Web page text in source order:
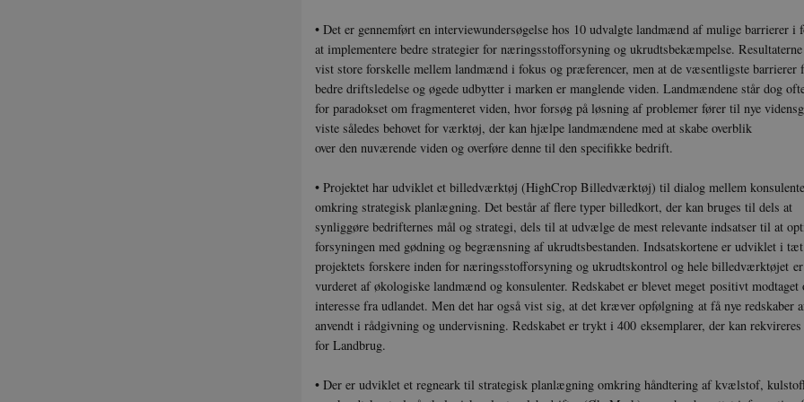
• Det er gennemført en interviewundersøgelse hos 10 udvalgte landmænd af mulige barrierer i
at implementere bedre strategier for næringsstofforsyning og ukrudtsbekæmpelse.
vist store forskelle mellem landmænd i fokus og præferencer, men at de væsentligste barrierer
bedre driftsledelse og øgede udbytter i marken er manglende viden. Landmændene står dog
for paradokset om fragmenteret viden, hvor forsøg på løsning af problemer fører til nye
viste således behovet for værktøj, der kan hjælpe landmændene med at skabe overblik
over den nuværende viden og overføre denne til den specifikke bedrift.
• Projektet har udviklet et billedværktøj (HighCrop Billedværktøj) til dialog mellem
omkring strategisk planlægning. Det består af flere typer billedkort, der kan bruges til dels at
synliggøre bedrifternes mål og strategi, dels til at udvælge de mest relevante indsatser til at
forsyningen med gødning og begrænsning af ukrudtsbestanden. Indsatskortene er udviklet i
projektets forskere inden for næringsstofforsyning og ukrudtskontrol og hele billedværktøjet
vurderet af økologiske landmænd og konsulenter. Redskabet er blevet meget positivt modtaget
interesse fra udlandet. Men det har også vist sig, at det kræver opfølgning at få nye redskaber
anvendt i rådgivning og undervisning. Redskabet er trykt i 400 eksemplarer, der kan
for Landbrug.
• Der er udviklet et regneark til strategisk planlægning omkring håndtering af kvælstof,
.youtube.com
måneder
samtykke og privatlivsvalg for
med webstedet. Det registrerer
besøgendes samtykke om
beskyttelse af personlige
indstillinger, så deres
fremtidige sessioner.
__cf_bm
Cloudflare
Inc.
.vimeo.com
29
minutter
41
sekunder
Denne cookie bruges til at
mennesker og bots. Dette er
hjemmesiden for at lave gyldige
brugen af deres hjemmeside.
__Secure-
typo3nonce_uOhyiEDPI1K_SmLRNTS49Q
icrofs.dk Session
__Secure-typo3nonce_ky-
9HhVKGisoSkjZJef_EA
icrofs.dk Session
CookieScriptConsent
CookieScript
icrofs.dk
1 år
Denne cookie bruges af Cookie-
tjenesten til at huske
besøgende. Det er nødvendigt,
Script.com cookiebanner
__Secure-
typo3nonce__gmD7aT5GgP4rEaReeoT4Q
icrofs.dk Session